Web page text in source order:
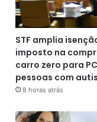
STF amplia
imposto na
carro zero para
pessoas com
8 horas atrás